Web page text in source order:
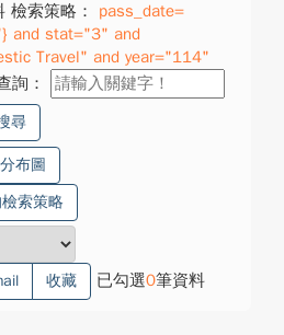
檢索策略：
pass_date=
and stat="3" and
Travel" and year="114"
詢：
尋
布圖
索策略
收藏 已勾選0筆資料